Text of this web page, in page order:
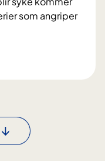
som angriper